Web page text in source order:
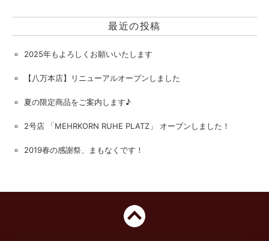
最近の投稿
2025年もよろしくお願いいたします
【八万本店】リニューアルオープンしました
夏の限定商品をご案内します♪
2号店 「MEHRKORN RUHE PLATZ」 オープンしました！
2019春の感謝祭、まもなくです！